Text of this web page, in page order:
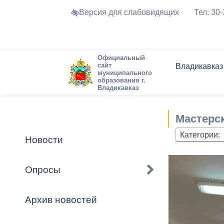
Версия для слабовидящих Тел:
Официальный
сайт
муниципального
образования г.
Владикавказ
Владикавказ
Устав
Города-
городского
Торги и
Программа
Формы
Обратная
Комиссии
График
Новостная
Актуально
Новости
Опросы
Архив новостей
Категории: